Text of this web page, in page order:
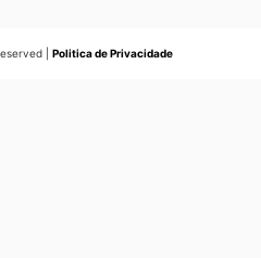
| Politica de Privacidade